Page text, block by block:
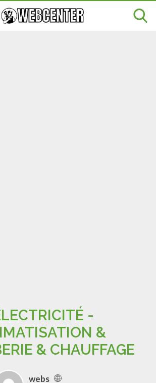
-
&
& CHAUFFAGE
webs